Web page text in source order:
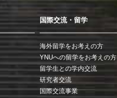
国際交流・留学
海外留学をお考えの方
YNUへの留学をお考えの方
留学生との学内交流
研究者交流
国際交流事業